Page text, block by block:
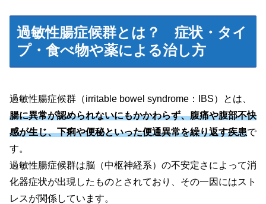
過敏性腸症候群とは？ 症状・タイ
プ・食べ物や薬による治し方
過敏性腸症候群 （irritable bowel syndrome：IBS）
とは、
腸に異常が認められないにもかかわらず、腹痛や腹部不快
感が生じ、下痢や便秘といった便通異常を繰り返す疾患で
す。
過敏性腸症候群は脳 （中枢神経系） の不安定さによって消
化器症状が出現したものとされており、その一因にはスト
レスが関係しています。